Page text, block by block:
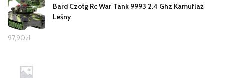
Bard Czołg Rc War Tank 9993 2.4 Ghz Kamuflaż
Leśny
97,90zł